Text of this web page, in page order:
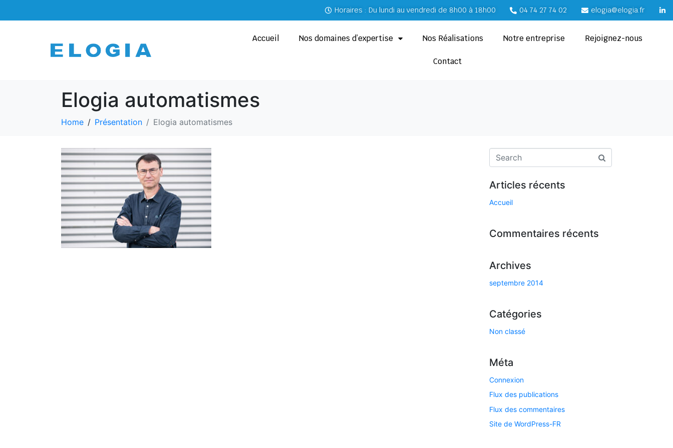
Horaires : Du lundi au vendredi de 8h00 à 18h00 04 74 27 74 02 elogia@elogia.fr
Accueil Nos domaines d’expertise Nos Réalisations Notre entreprise Rejoignez-nous
Contact
Elogia automatismes
Home Présentation Elogia automatismes
Articles récents
Accueil
Commentaires récents
Archives
septembre 2014
Catégories
Non classé
Méta
Connexion
Flux des publications
Flux des commentaires
Site de WordPress-FR